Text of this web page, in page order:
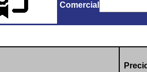
Comercial